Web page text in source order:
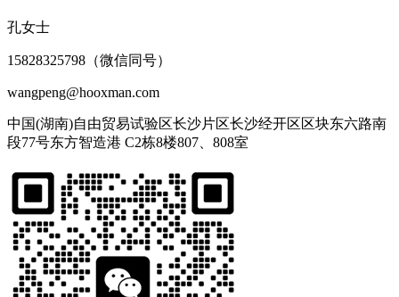
孔女士
15828325798（微信同号）
wangpeng@hooxman.com
中国(湖南)自由贸易试验区长沙片区长沙经开区区块东六路南
段77号东方智造港 C2栋8楼807、808室